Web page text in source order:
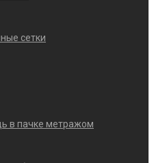
сетки
в пачке метражом